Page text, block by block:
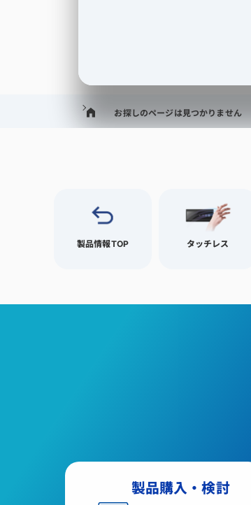
お探しのページは見つかりません
製品情報TOP タッチレス
製品購入・検討